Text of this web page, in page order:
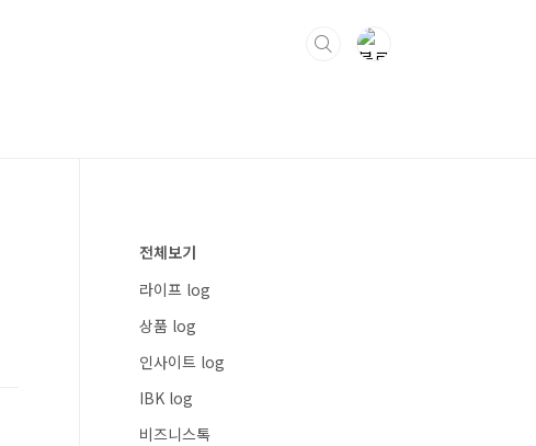
전체보기
라이프 log
상품 log
인사이트 log
IBK log
비즈니스톡